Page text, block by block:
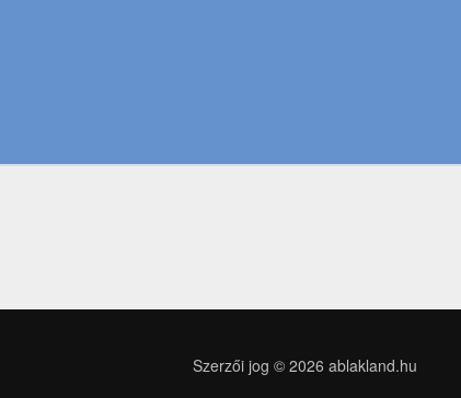
Szerzői jog © 2026 ablakland.hu